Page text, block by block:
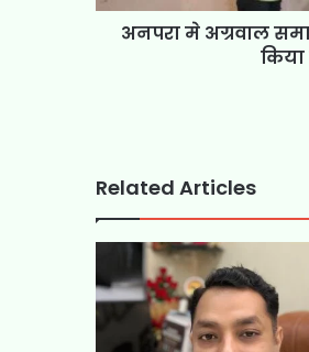
अनपरा मे अग्रवाल
Related Articles